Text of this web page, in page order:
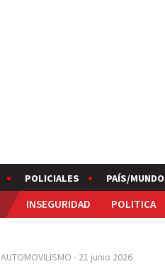
POLICIALES PAÍS/MUNDO
INSEGURIDAD POLITICA
AUTOMOVILISMO - 21 junio 2026